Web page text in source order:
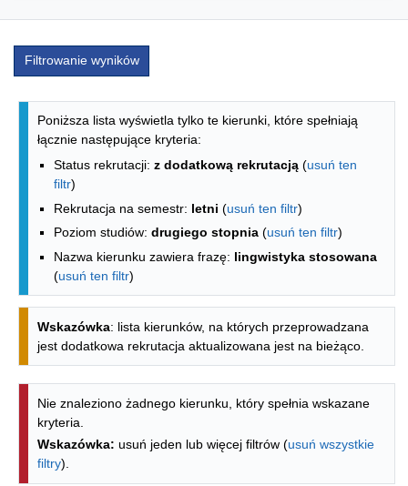
Filtrowanie wyników
Lista kierunków - indeks alfabetyczny
Poniższa lista wyświetla tylko te kierunki, które spełniają
łącznie następujące kryteria:
Status rekrutacji: z dodatkową rekrutacją (usuń ten
filtr)
Rekrutacja na semestr: letni (usuń ten filtr)
Poziom studiów: drugiego stopnia (usuń ten filtr)
Nazwa kierunku zawiera frazę: lingwistyka stosowana
(usuń ten filtr)
Wskazówka: lista kierunków, na których przeprowadzana
jest dodatkowa rekrutacja aktualizowana jest na bieżąco.
Nie znaleziono żadnego kierunku, który spełnia wskazane
kryteria.
Wskazówka: usuń jeden lub więcej filtrów (usuń wszystkie
filtry).